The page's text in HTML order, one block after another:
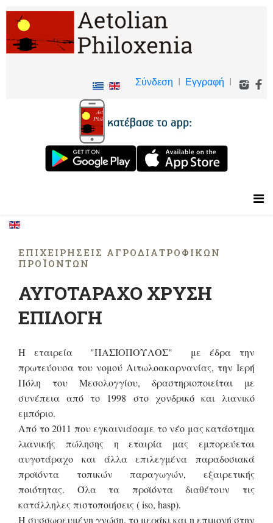
Σύνδεση Εγγραφή
ΕΠΙΧΕΙΡΉΣΕΙΣ ΑΓΡΟΔΙΑΤΡΟΦΙΚΏΝ
ΠΡΟΪΌΝΤΩΝ
ΑΥΓΟΤΑΡΑΧΟ ΧΡΥΣΗ
ΕΠΙΛΟΓΗ
Η εταιρεία "ΠΑΣΙΟΠΟΥΛΟΣ" με έδρα την
πρωτεύουσα του νομού Αιτωλοακαρνανίας, την Ιερή
Πόλη του Μεσολογγίου, δραστηριοποιείται με
συνέπεια από το 1998 στο χονδρικό και λιανικό
εμπόριο.
Από το 2011 που εγκαινιάσαμε το νέο μας κατάστημα
λιανικής πώλησης η εταιρία μας εμπορεύεται
αυγοτάραχο και άλλα επιλεγμένα παραδοσιακά
προϊόντα τοπικών παραγωγών, εξαιρετικής
ποιότητας. Όλα τα προϊόντα διαθέτουν τις
κατάλληλες πιστοποιήσεις ( iso, hasp).
Η συσσωρευμένη γνώση, το μεράκι και η επιμονή στην